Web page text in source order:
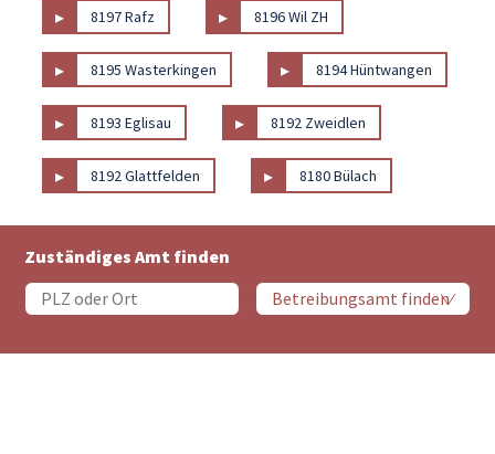
▸ 8197 Rafz ▸ 8196 Wil ZH
▸ 8195 Wasterkingen ▸ 8194 Hüntwangen
▸ 8193 Eglisau ▸ 8192 Zweidlen
▸ 8192 Glattfelden ▸ 8180 Bülach
Zuständiges Amt finden